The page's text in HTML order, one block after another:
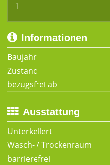
1
Informationen
Baujahr
Zustand
bezugsfrei ab
Ausstattung
Unterkellert
Wasch- / Trockenraum
barrierefrei